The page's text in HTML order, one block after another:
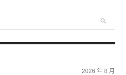
2026 年 8 月